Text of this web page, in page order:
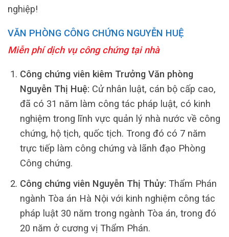
nghiệp!
VĂN PHÒNG CÔNG CHỨNG NGUYỄN HUỆ
Miễn phí dịch vụ công chứng tại nhà
Công chứng viên kiêm Trưởng Văn phòng
Nguyễn Thị Huệ: Cử nhân luật, cán bộ cấp cao,
đã có 31 năm làm công tác pháp luật, có kinh
nghiệm trong lĩnh vực quản lý nhà nước về công
chứng, hộ tịch, quốc tịch. Trong đó có 7 năm
trực tiếp làm công chứng và lãnh đạo Phòng
Công chứng.
Công chứng viên Nguyễn Thị Thủy: Thẩm Phán
ngành Tòa án Hà Nội với kinh nghiệm công tác
pháp luật 30 năm trong ngành Tòa án, trong đó
20 năm ở cương vị Thẩm Phán.